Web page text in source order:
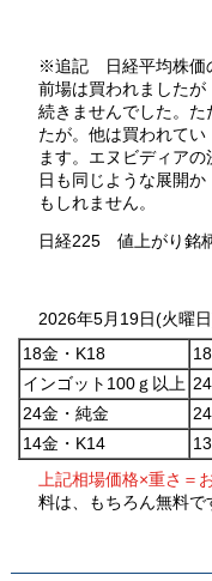
※追記 日経平均株価
前場は買われましたが
続きませんでした。た
たが。他は買われてい
ます。エヌビディア
日も同じような展開か
もしれません。
日経225 値上がり銘
2026年5月19日(火曜
18金・K18
インゴット100ｇ以上
24金・純金
14金・K14
上記相場価格×重さ＝
料は、もちろん無料で